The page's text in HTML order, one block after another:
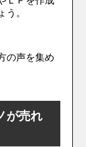
う。
の声を集め
が売れ